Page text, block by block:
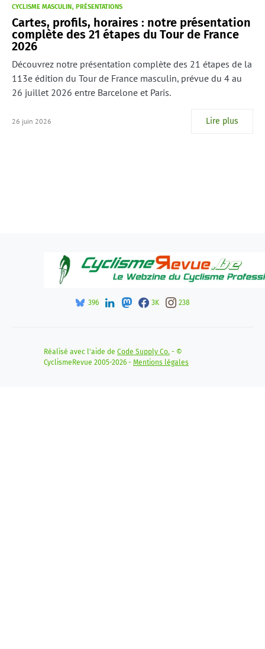
CYCLISME MASCULIN PRÉSENTATIONS
Cartes, profils, horaires : notre présentation
complète des 21 étapes du Tour de France
2026
Découvrez notre présentation complète des 21 étapes de la
113e édition du Tour de France masculin, prévue du 4 au
26 juillet 2026 entre Barcelone et Paris.
26 juin 2026 Lire plus
396 3K 238
Réalisé avec l'aide de Code Supply Co. - ©
CyclismeRevue 2005-2026 - Mentions légales